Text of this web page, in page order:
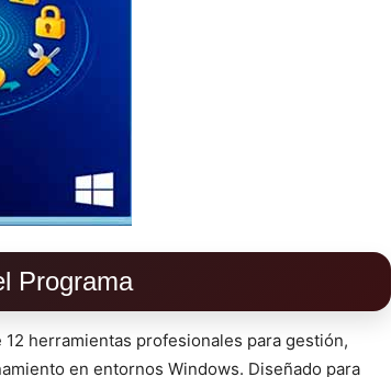
Programa
herramientas profesionales para gestión,
en entornos Windows. Diseñado para